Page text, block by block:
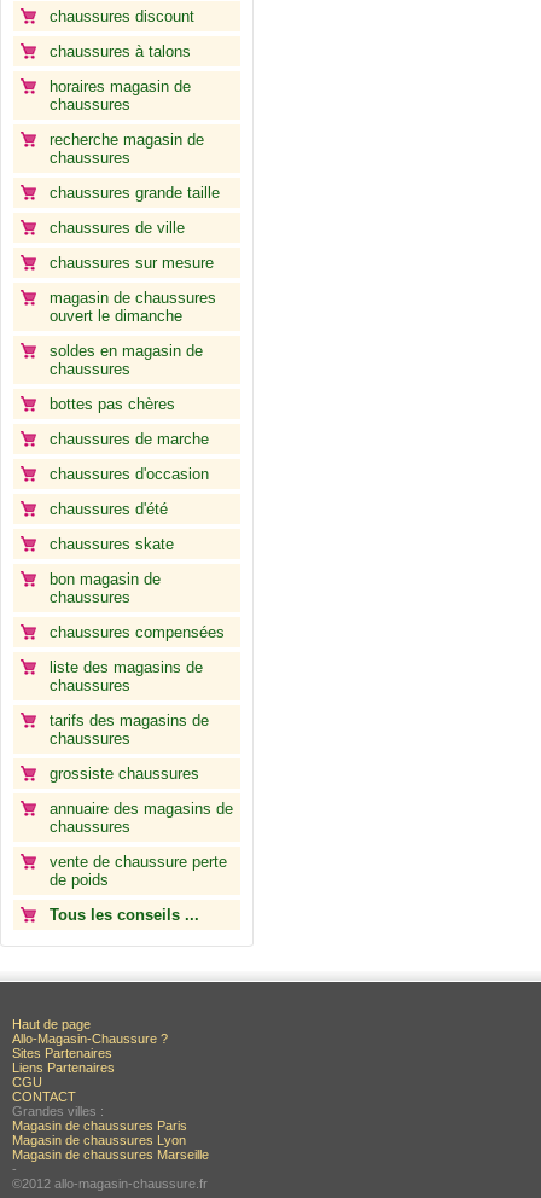
chaussures discount
chaussures à talons
horaires magasin de
chaussures
recherche magasin de
chaussures
chaussures grande taille
chaussures de ville
chaussures sur mesure
magasin de chaussures
ouvert le dimanche
soldes en magasin de
chaussures
bottes pas chères
chaussures de marche
chaussures d'occasion
chaussures d'été
chaussures skate
bon magasin de
chaussures
chaussures compensées
liste des magasins de
chaussures
tarifs des magasins de
chaussures
grossiste chaussures
annuaire des magasins de
chaussures
vente de chaussure perte
de poids
Tous les conseils ...
Haut de page
Allo-Magasin-Chaussure ?
Sites Partenaires
Liens Partenaires
CGU
CONTACT
Grandes villes :
Magasin de chaussures Paris
Magasin de chaussures Lyon
Magasin de chaussures Marseille
-
©2012 allo-magasin-chaussure.fr